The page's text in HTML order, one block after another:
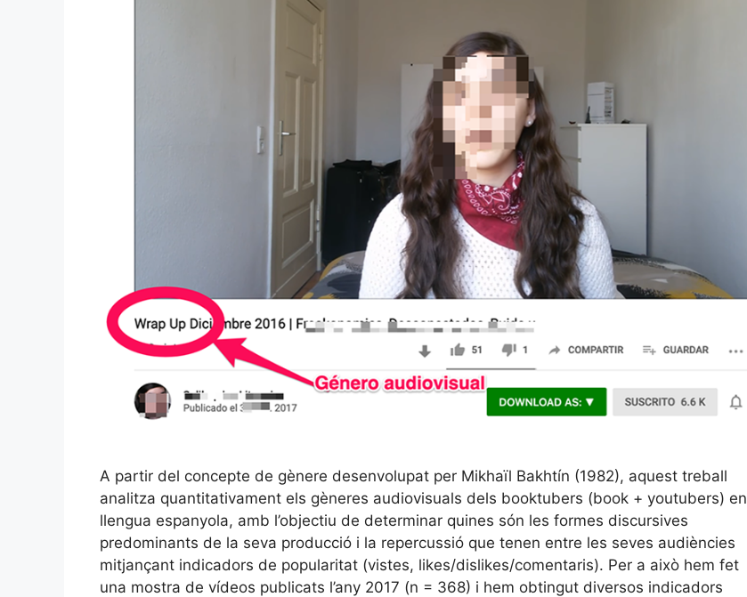
A partir del concepte de gènere desenvolupat per Mikhaïl Bakhtín (1982), aquest treball
analitza quantitativament els gèneres audiovisuals dels booktubers (book + youtubers) en
llengua espanyola, amb l’objectiu de determinar quines són les formes discursives
predominants de la seva producció i la repercussió que tenen entre les seves audiències
mitjançant indicadors de popularitat (vistes, likes/dislikes/comentaris). Per a això hem fet
una mostra de vídeos publicats l’any 2017 (n = 368) i hem obtingut diversos indicadors